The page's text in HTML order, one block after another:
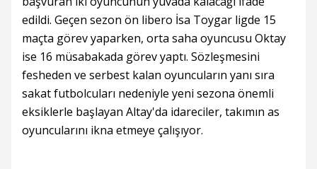
edildi. Geçen sezon ön libero İsa Toygar ligde 15
maçta görev yaparken, orta saha oyuncusu Oktay
ise 16 müsabakada görev yaptı. Sözleşmesini
fesheden ve serbest kalan oyuncuların yanı sıra
sakat futbolcuları nedeniyle yeni sezona önemli
eksiklerle başlayan Altay'da idareciler, takımın as
oyuncularını ikna etmeye çalışıyor.